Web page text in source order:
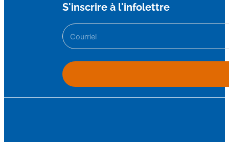
S'inscrire à l'infolettre